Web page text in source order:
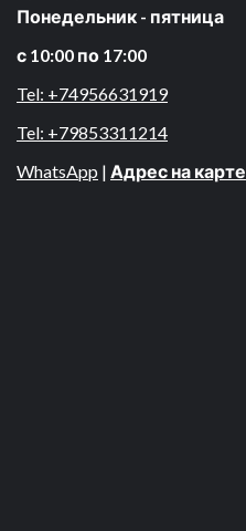
Понедельник - пятница
с 10:00 по 17:00
Tel: +74956631919
Tel: +79853311214
WhatsApp | Адрес на карте